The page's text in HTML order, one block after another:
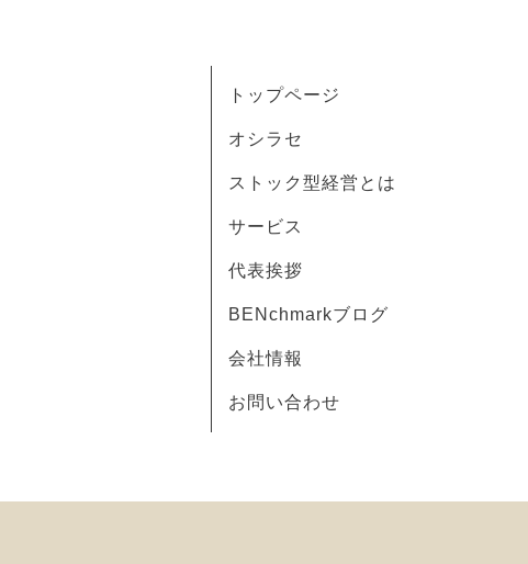
トップページ
オシラセ
ストック型経営とは
サービス
代表挨拶
BENchmarkブログ
会社情報
お問い合わせ